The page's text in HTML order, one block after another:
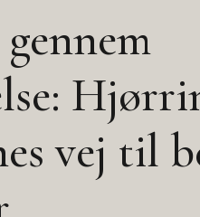
vej til
Autoriseret